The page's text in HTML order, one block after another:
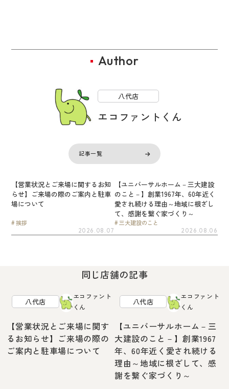
Author
八代店
エコファントくん
記事一覧
【営業状況とご来場に関するお知
らせ】ご来場の際のご案内と駐車
場について
挨拶
2026.08.07
【ユニバーサルホーム－三大建設
のこと－】創業1967年、60年近く
愛され続ける理由～地域に根ざし
て、感謝を繋ぐ家づくり～
三大建設のこと
2026.08.06
同じ店舗の記事
八代店
エコファント
くん
【営業状況とご来場に関す
るお知らせ】ご来場の際の
ご案内と駐車場について
八代店
エコファント
くん
【ユニバーサルホーム－三
大建設のこと－】創業1967
年、60年近く愛され続ける
理由～地域に根ざして、感
謝を繋ぐ家づくり～